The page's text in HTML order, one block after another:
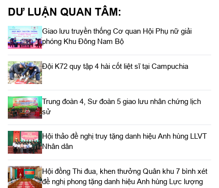
DƯ LUẬN QUAN TÂM:
Giao lưu truyền thống Cơ quan Hội Phụ nữ giải
phóng Khu Đông Nam Bộ
Đội K72 quy tập 4 hài cốt liệt sĩ tại Campuchia
Trung đoàn 4, Sư đoàn 5 giao lưu nhân chứng lịch
sử
Hội thảo đề nghị truy tặng danh hiệu Anh hùng LLVT
Nhân dân
Hội đồng Thi đua, khen thưởng Quân khu 7 bình xét
đề nghị phong tặng danh hiệu Anh hùng Lực lượng